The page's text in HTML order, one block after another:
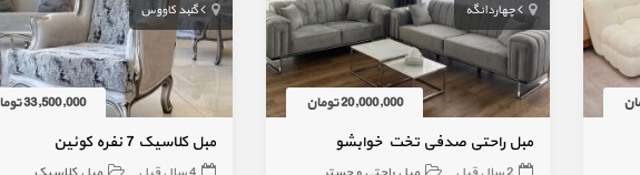
چهاردانگه
20,000,000 تومان
مبل راحتی صدفی تخت خوابشو
گنبد کاووس
33,500,000 تومان
مبل کلاسیک 7 نفره کوئین